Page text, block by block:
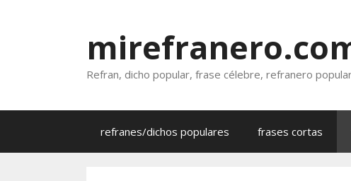
Refran, dicho popular, frase célebre, refranero
refranes/dichos populares frases cortas